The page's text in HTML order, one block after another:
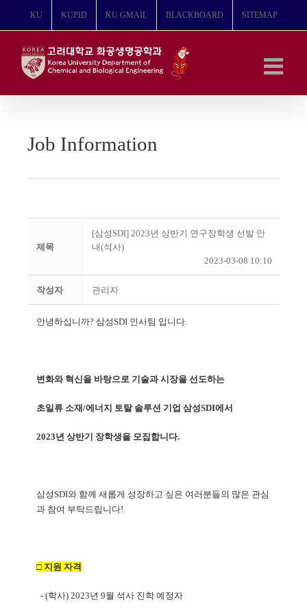
뛰
KU KUPID KU GMAIL BLACKBOARD SITEMAP
Job Information
제목
[삼성SDI] 2023년 상반기 연구장학생 선발 안
내(석사)
2023-03-08 10:10
작성자 관리자
안녕하십니까? 삼성SDI 인사팀 입니다.
변화와 혁신을 바탕으로 기술과 시장을 선도하는
초일류 소재/에너지 토탈 솔루션 기업 삼성SDI에서
2023년 상반기 장학생을 모집합니다.
삼성SDI와 함께 새롭게 성장하고 싶은 여러분들의 많은 관심
과 참여 부탁드립니다!
□ 지원 자격
- (학사) 2023년 9월 석사 진학 예정자